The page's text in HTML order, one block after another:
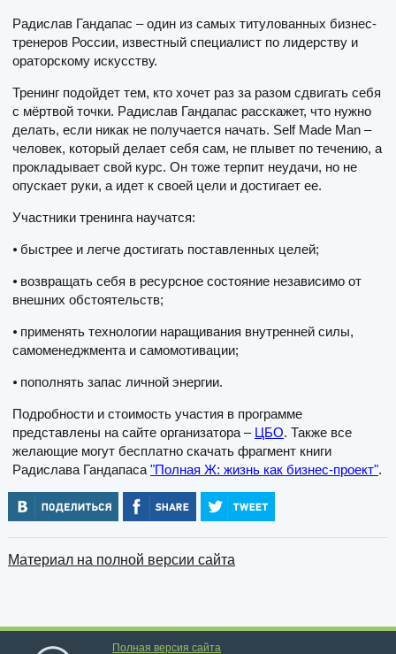
Радислав Гандапас – один из самых титулованных бизнес-
тренеров России, известный специалист по лидерству и
ораторскому искусству.
Тренинг подойдет тем, кто хочет раз за разом сдвигать себя
с мёртвой точки. Радислав Гандапас расскажет, что нужно
делать, если никак не получается начать. Self Made Man –
человек, который делает себя сам, не плывет по течению, а
прокладывает свой курс. Он тоже терпит неудачи, но не
опускает руки, а идет к своей цели и достигает ее.
Участники тренинга научатся:
⦁ быстрее и легче достигать поставленных целей;
⦁ возвращать себя в ресурсное состояние независимо от
внешних обстоятельств;
⦁ применять технологии наращивания внутренней силы,
самоменеджмента и самомотивации;
⦁ пополнять запас личной энергии.
Подробности и стоимость участия в программе
представлены на сайте организатора – ЦБО. Также все
желающие могут бесплатно скачать фрагмент книги
Радислава Гандапаса "Полная Ж: жизнь как бизнес-проект".
Материал на полной версии сайта
Полная версия сайта